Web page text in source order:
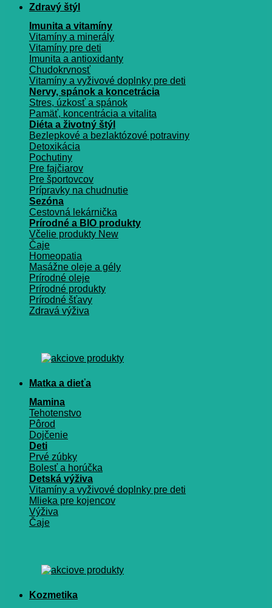
Zdravý štýl
Imunita a vitamíny
Vitamíny a minerály
Vitamíny pre deti
Imunita a antioxidanty
Chudokrvnosť
Vitamíny a vyživové doplnky pre deti
Nervy, spánok a koncetrácia
Stres, úzkosť a spánok
Pamäť, koncentrácia a vitalita
Diéta a životný štýl
Bezlepkové a bezlaktózové potraviny
Detoxikácia
Pochutiny
Pre fajčiarov
Pre športovcov
Prípravky na chudnutie
Sezóna
Cestovná lekárnička
Prírodné a BIO produkty
Včelie produkty
Čaje
Homeopatia
Masážne oleje a gély
Prírodné oleje
Prírodné produkty
Prírodné šťavy
Zdravá výživa
Matka a dieťa
Mamina
Tehotenstvo
Pôrod
Dojčenie
Deti
Prvé zúbky
Bolesť a horúčka
Detská výživa
Vitamíny a vyživové doplnky pre deti
Mlieka pre kojencov
Výživa
Čaje
Kozmetika